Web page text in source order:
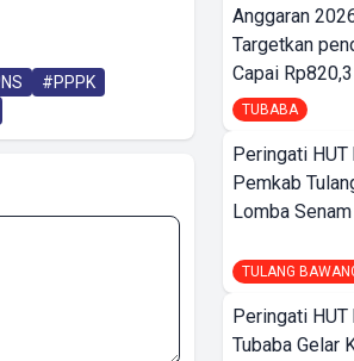
#PPPK
Anggaran
Targetkan
Capai
TUBABA
Peringati HUT
Pemkab
Lomba
TULANG
Peringati
Tubaba Gelar